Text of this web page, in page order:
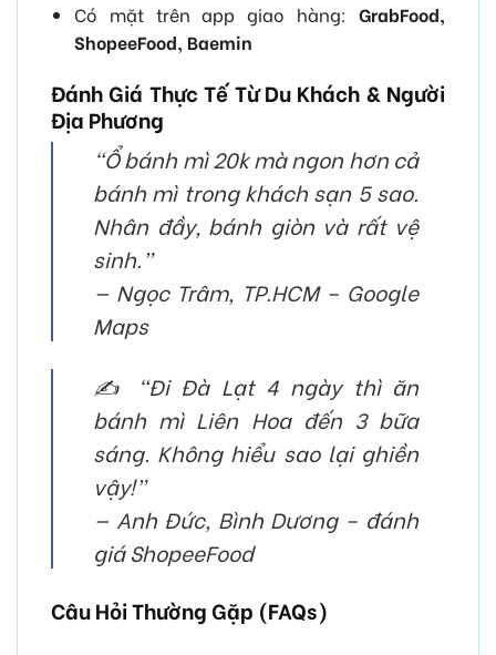
Có mặt trên app giao hàng: GrabFood,
ShopeeFood, Baemin
Đánh Giá Thực Tế Từ Du Khách & Người
Địa Phương
“Ổ bánh mì 20k mà ngon hơn cả
bánh mì trong khách sạn 5 sao.
Nhân đầy, bánh giòn và rất vệ
sinh.”
— Ngọc Trâm, TP.HCM – Google
Maps
✍️
“Đi Đà Lạt 4 ngày thì ăn
bánh mì Liên Hoa đến 3 bữa
sáng. Không hiểu sao lại ghiền
vậy!”
— Anh Đức, Bình Dương – đánh
giá ShopeeFood
Câu Hỏi Thường Gặp (FAQs)